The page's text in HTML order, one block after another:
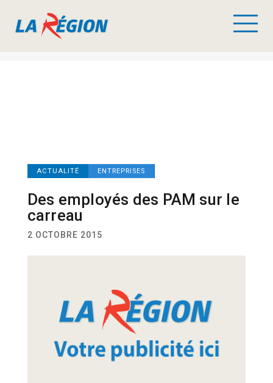
ACTUALITÉ ENTREPRISES
Des employés des PAM sur le
carreau
2 OCTOBRE 2015